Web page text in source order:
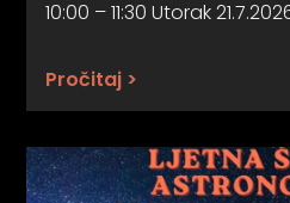
10:00 – 11:30 Utorak
Pročitaj >